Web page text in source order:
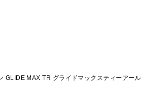
GLIDE MAX TR グライドマックスティーアール